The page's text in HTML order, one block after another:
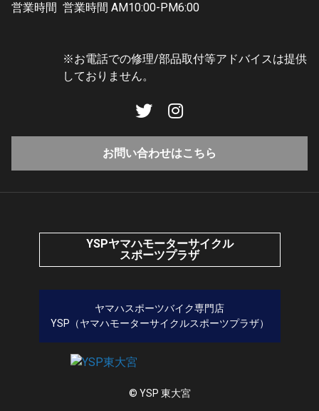
営業時間 営業時間 AM10:00-PM6:00
※お電話での修理/部品取付等アドバイスは提供
しておりません。
お問い合わせはこちら
YSPヤマハモーターサイクル
スポーツプラザ
ヤマハスポーツバイク専門店
YSP（ヤマハモーターサイクルスポーツプラザ）
© YSP 東大宮